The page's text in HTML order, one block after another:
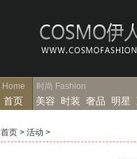
Home
首页
时尚 Fashion
美容 时装 奢品 明星
首页 > 活动 >